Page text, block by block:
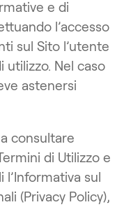
e di
l’accesso
sul Sito l’utente
utilizzo. Nel caso
astenersi
consultare
di Utilizzo e
sul
(Privacy Policy),